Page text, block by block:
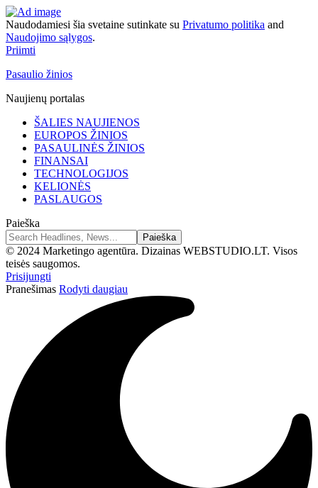
Naudodamiesi šia svetaine sutinkate su Privatumo politika and
Naudojimo sąlygos.
Priimti
Pasaulio žinios
Naujienų portalas
ŠALIES NAUJIENOS
EUROPOS ŽINIOS
PASAULINĖS ŽINIOS
FINANSAI
TECHNOLOGIJOS
KELIONĖS
PASLAUGOS
Paieška
© 2024 Marketingo agentūra. Dizainas WEBSTUDIO.LT. Visos
teisės saugomos.
Prisijungti
Pranešimas Rodyti daugiau